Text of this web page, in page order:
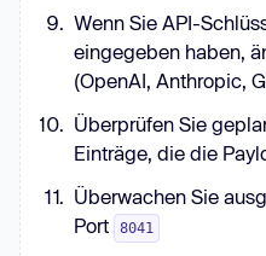
Wenn Sie API-
eingegeben haben,
(OpenAI, Anthropic,
Überprüfen Sie
Einträge, die die
Überwachen Sie
Port
8041